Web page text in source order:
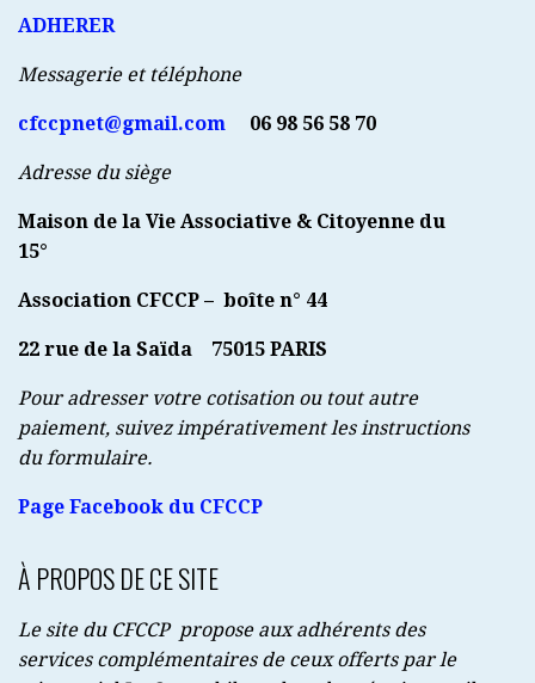
ADHERER
Messagerie et téléphone
cfccpnet@gmail.com 06 98 56 58 70
Adresse du siège
Maison de la Vie Associative & Citoyenne du
15°
Association CFCCP – boîte n° 44
22 rue de la Saïda 75015 PARIS
Pour adresser votre cotisation ou tout autre
paiement, suivez impérativement les instructions
du formulaire.
Page Facebook du CFCCP
À PROPOS DE CE SITE
Le site du CFCCP propose aux adhérents des
services complémentaires de ceux offerts par le